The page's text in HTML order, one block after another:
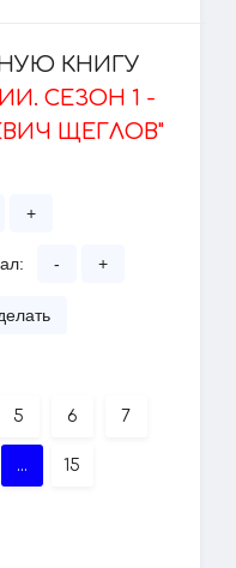
КНИГУ
СЕЗОН 1 -
ЩЕГЛОВ"
+
- +
5 6 7
... 15